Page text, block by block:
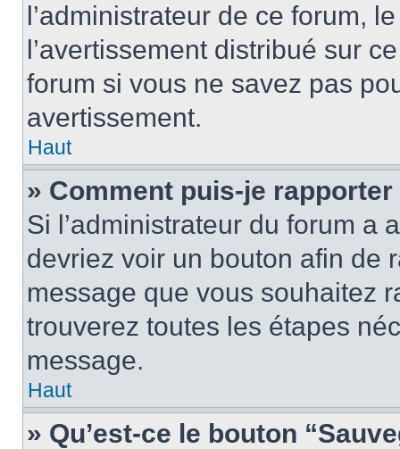
l’administrateur de ce forum,
l’avertissement distribué sur
forum si vous ne savez pas
avertissement.
Haut
» Comment puis-je
Si l’administrateur du forum a
devriez voir un bouton afin de
message que vous souhaitez
trouverez toutes les étapes
message.
Haut
» Qu’est-ce le bouton